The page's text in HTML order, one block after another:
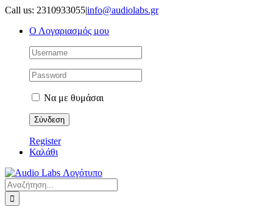
Μετάβαση
περιεχόμενο
Call us: 2310933055|info@audiolabs.gr
Ο Λογαριασμός μου
Να με θυμάσαι
Register
Καλάθι
Αναζήτηση
για: